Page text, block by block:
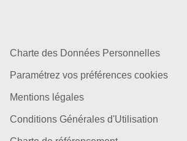
Charte des Données Personnelles
Paramétrez vos préférences cookies
Mentions légales
Conditions Générales d'Utilisation